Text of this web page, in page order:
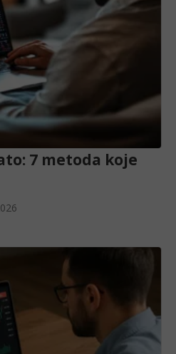
7 metoda koje